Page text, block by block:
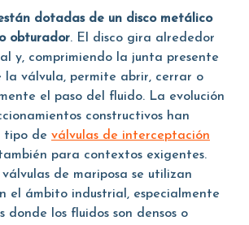
dotadas de un disco metálico
obturador. El disco gira alrededor
y, comprimiendo la junta presente
la válvula, permite abrir, cerrar o
el paso del fluido. La evolución
constructivos han
tipo de válvulas de interceptación
para contextos exigentes.
de mariposa se utilizan
el ámbito industrial, especialmente
donde los fluidos son densos o